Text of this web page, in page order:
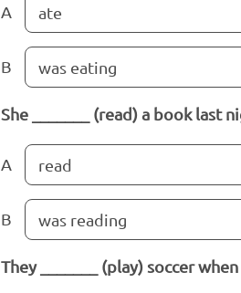
A ate
B was eating
She _______ (read) a book last
A read
B was reading
They _______ (play) soccer